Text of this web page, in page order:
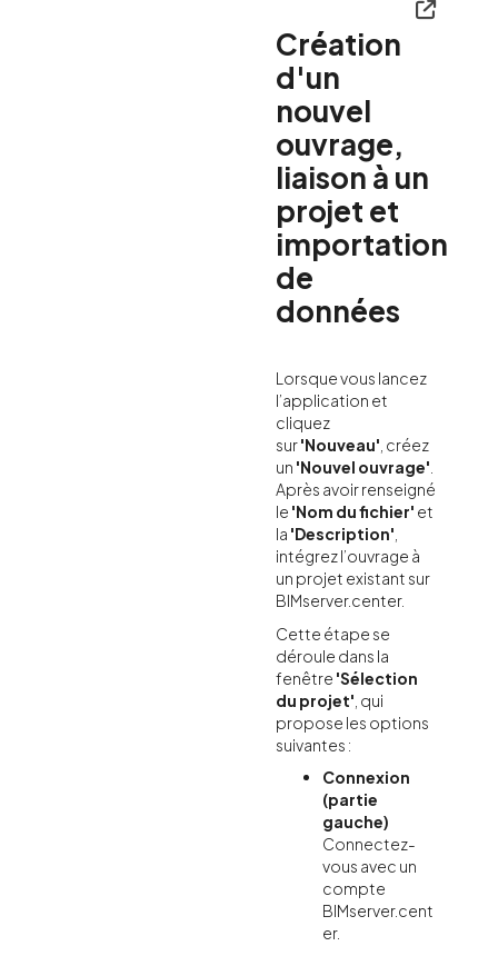
Création
d'un
nouvel
ouvrage,
liaison à un
projet et
importation
de
données
Lorsque vous lancez
l’application et
cliquez
sur'Nouveau' , créez
un 'Nouvel ouvrage'
Après avoir renseigné
le 'Nom du fichier' et
la 'Description'
intégrez l’ouvrage à
un projet existant sur
BIMserver.center.
Cette étape se
déroule dans la
fenêtre 'Sélection
du projet' , qui
propose les options
suivantes :
Connexion
(partie
gauche)
Connectez-
vous avec un
compte
BIMserver.cent
er.